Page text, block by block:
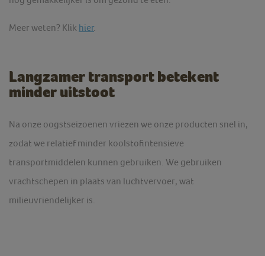
Meer weten? Klik hier
Langzamer transport betekent
minder uitstoot
Na onze oogstseizoenen vriezen we onze producten snel in,
zodat we relatief minder koolstofintensieve
transportmiddelen kunnen gebruiken. We gebruiken
vrachtschepen in plaats van luchtvervoer, wat
milieuvriendelijker is.